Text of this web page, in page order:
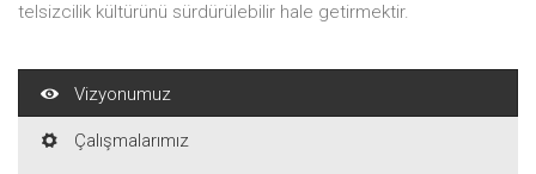
telsizcilik kültürünü sürdürülebilir hale getirmektir.
Vizyonumuz
Çalışmalarımız